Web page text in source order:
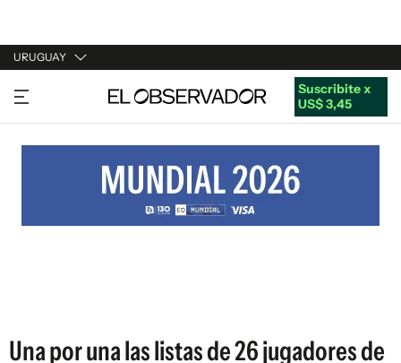
URUGUAY
URUGUAY
ARGENTINA
ESTADOS UNIDOS
Suscribite x
US$ 3,45
Una por una las listas de 26 jugadores de